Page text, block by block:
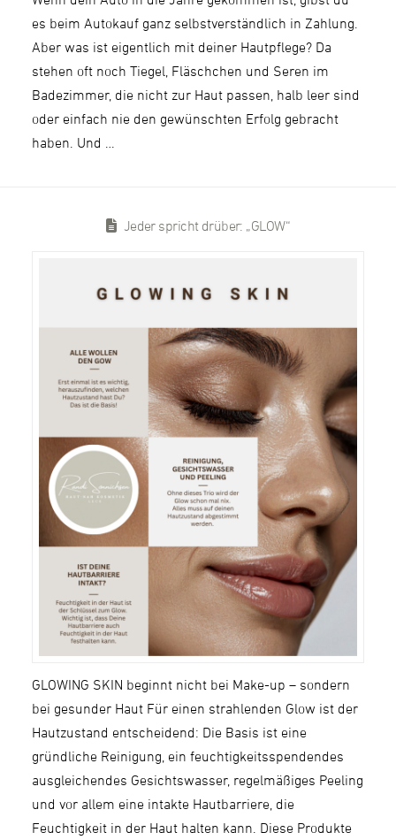
es beim Autokauf ganz selbstverständlich in Zahlung.
Aber was ist eigentlich mit deiner Hautpflege? Da
stehen oft noch Tiegel, Fläschchen und Seren im
Badezimmer, die nicht zur Haut passen, halb leer sind
oder einfach nie den gewünschten Erfolg gebracht
haben. Und …
Jeder spricht drüber: „GLOW“
GLOWING SKIN beginnt nicht bei Make-up – sondern
bei gesunder Haut Für einen strahlenden Glow ist der
Hautzustand entscheidend: Die Basis ist eine
gründliche Reinigung, ein feuchtigkeitsspendendes
ausgleichendes Gesichtswasser, regelmäßiges Peeling
und vor allem eine intakte Hautbarriere, die
Feuchtigkeit in der Haut halten kann. Diese Produkte